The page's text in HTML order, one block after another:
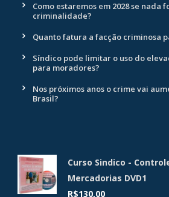
Como estaremos em 2028 se nada
criminalidade?
Quanto fatura a facção criminosa
Síndico pode limitar o uso do
para moradores?
Nos próximos anos o crime vai
Brasil?
Curso Sindico -
Mercadorias DVD1
R$130,00